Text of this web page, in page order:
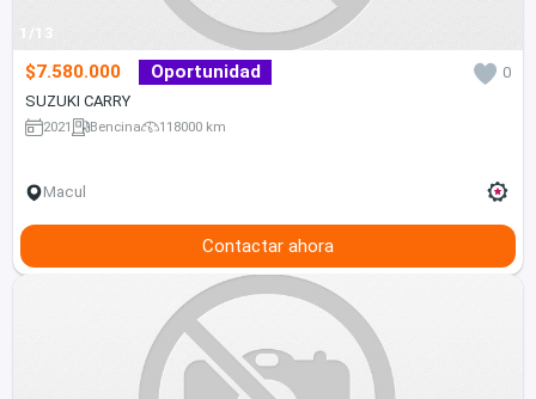
1/13
$7.580.000 Oportunidad
0
SUZUKI CARRY
2021 Bencina 118000 km
Macul
Contactar ahora